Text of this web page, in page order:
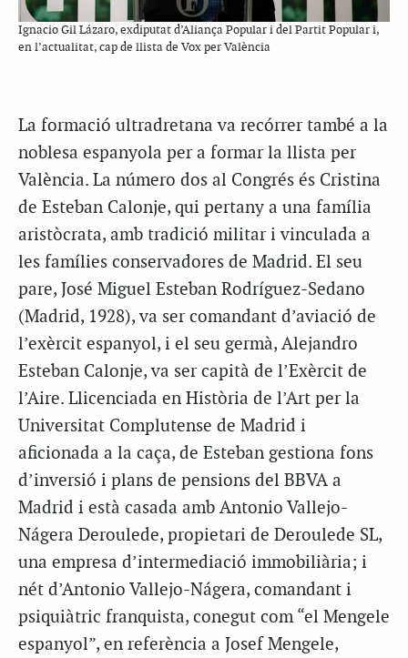
Ignacio Gil Lázaro, exdiputat d’Aliança Popular i del Partit Popular i,
en l’actualitat, cap de llista de Vox per València
La formació ultradretana va recórrer també a la
noblesa espanyola per a formar la llista per
València. La número dos al Congrés és Cristina
de Esteban Calonje, qui pertany a una família
aristòcrata, amb tradició militar i vinculada a
les famílies conservadores de Madrid. El seu
pare, José Miguel Esteban Rodríguez-Sedano
(Madrid, 1928), va ser comandant d’aviació de
l’exèrcit espanyol, i el seu germà, Alejandro
Esteban Calonje, va ser capità de l’Exèrcit de
l’Aire. Llicenciada en Història de l’Art per la
Universitat Complutense de Madrid i
aficionada a la caça, de Esteban gestiona fons
d’inversió i plans de pensions del BBVA a
Madrid i està casada amb Antonio Vallejo-
Nágera Deroulede, propietari de Deroulede SL,
una empresa d’intermediació immobiliària; i
nét d’Antonio Vallejo-Nágera, comandant i
psiquiàtric franquista, conegut com “el Mengele
espanyol”, en referència a Josef Mengele,